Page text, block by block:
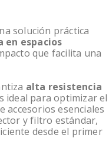
solución práctica
en espacios
que facilita una
alta resistencia
ideal para optimizar el
accesorios esenciales
y filtro estándar,
desde el primer